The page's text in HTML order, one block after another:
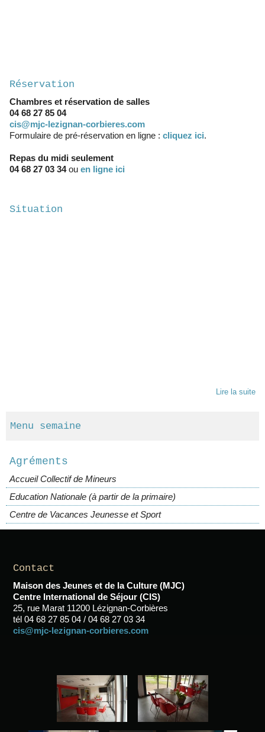
Réservation
Chambres et réservation de salles
04 68 27 85 04
cis@mjc-lezignan-corbieres.com
Formulaire de pré-réservation en ligne : cliquez ici.
Repas du midi seulement
04 68 27 03 34ou en ligne ici
Situation
Lire la suite
Menu semaine
Agréments
Accueil Collectif de Mineurs
Education Nationale (à partir de la primaire)
Centre de Vacances Jeunesse et Sport
Contact
Maison des Jeunes et de la Culture (MJC)
Centre International de Séjour (CIS)
25, rue Marat 11200 Lézignan-Corbières
tél 04 68 27 85 04 / 04 68 27 03 34
cis@mjc-lezignan-corbieres.com